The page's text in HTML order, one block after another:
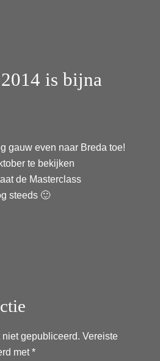
is bijna
gauw even naar Breda toe!
te bekijken
de Masterclass
steeds 🙂
gepubliceerd. Vereiste
met*